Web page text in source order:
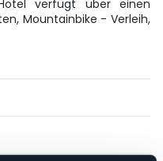
verfügt über einen
Mountainbike - Verleih,